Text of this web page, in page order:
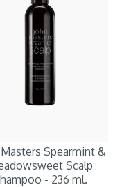
Masters Spearmint &
Scalp
- 236 ml.